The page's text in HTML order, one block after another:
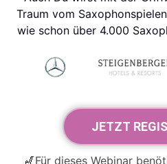
Traum vom Saxophonspielen
wie schon über 4.000
JETZT
🎷Für dieses Webinar